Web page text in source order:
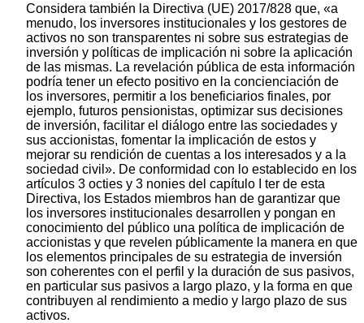
Considera también la Directiva (UE) 2017/828 que, «a
menudo, los inversores institucionales y los gestores de
activos no son transparentes ni sobre sus estrategias de
inversión y políticas de implicación ni sobre la aplicación
de las mismas. La revelación pública de esta información
podría tener un efecto positivo en la concienciación de
los inversores, permitir a los beneficiarios finales, por
ejemplo, futuros pensionistas, optimizar sus decisiones
de inversión, facilitar el diálogo entre las sociedades y
sus accionistas, fomentar la implicación de estos y
mejorar su rendición de cuentas a los interesados y a la
sociedad civil». De conformidad con lo establecido en los
artículos 3 octies y 3 nonies del capítulo I ter de esta
Directiva, los Estados miembros han de garantizar que
los inversores institucionales desarrollen y pongan en
conocimiento del público una política de implicación de
accionistas y que revelen públicamente la manera en que
los elementos principales de su estrategia de inversión
son coherentes con el perfil y la duración de sus pasivos,
en particular sus pasivos a largo plazo, y la forma en que
contribuyen al rendimiento a medio y largo plazo de sus
activos.